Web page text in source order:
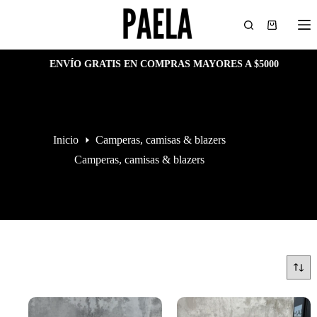
Carro
ENVÍO GRATIS EN COMPRAS MAYORES A $5000
Inicio
Camperas, camisas & blazers
Camperas, camisas & blazers